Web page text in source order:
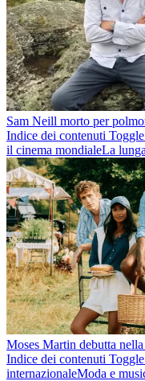
Sam Neill morto per
Indice dei contenuti
il cinema mondialeLa
Moses Martin debutta
Indice dei contenuti
internazionaleModa e